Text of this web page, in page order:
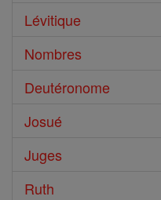
Lévitique
Nombres
Deutéronome
Josué
Juges
Ruth